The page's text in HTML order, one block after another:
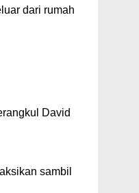
dari rumah
David
sambil